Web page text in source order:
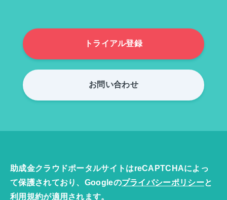
トライアル登録
お問い合わせ
助成金クラウドポータルサイトはreCAPTCHAによっ
て保護されており、Googleのプライバシーポリシーと
利用規約が適用されます。